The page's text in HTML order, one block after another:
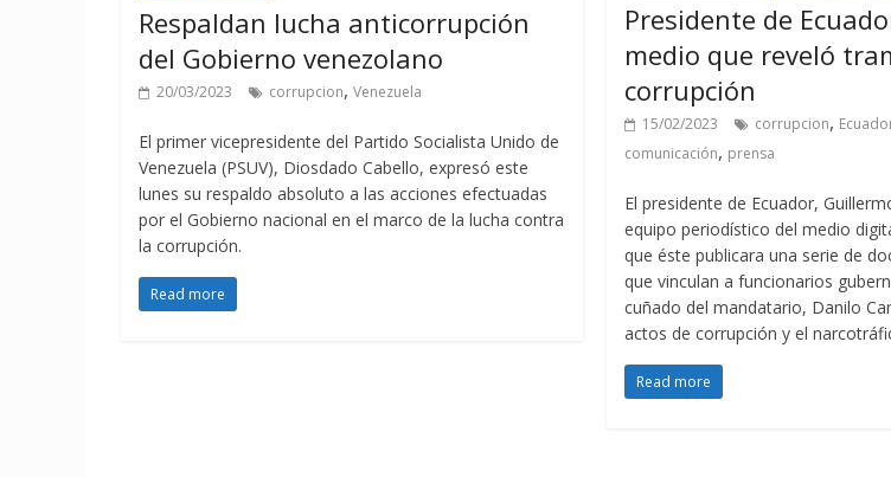
Respaldan lucha anticorrupción
del Gobierno venezolano
20/03/2023 corrupcion, Venezuela
El primer vicepresidente del Partido Socialista Unido de
Venezuela (PSUV), Diosdado Cabello, expresó este
lunes su respaldo absoluto a las acciones efectuadas
por el Gobierno nacional en el marco de la lucha contra
la corrupción.
Read more
Presidente de
medio que reveló
corrupción
15/02/2023 corrupcion,
comunicación, prensa
El presidente de Ecuador,
equipo periodístico del medio
que éste publicara una serie de
que vinculan a funcionarios
cuñado del mandatario, Danilo
actos de corrupción y el
Read more